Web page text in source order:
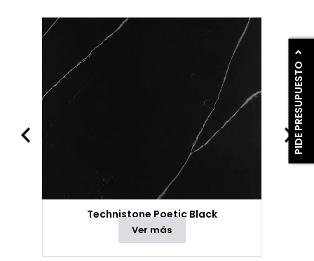
PIDE PRESUPUESTO
Technistone Poetic Black
Ver más